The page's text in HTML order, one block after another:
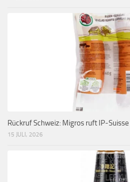
Rückruf Schweiz: Migros ruft IP-
15 JULI, 2026